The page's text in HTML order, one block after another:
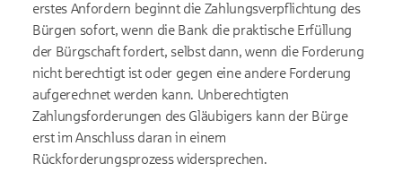
erstes Anfordern beginnt die Zahlungsverpflichtung des
Bürgen sofort, wenn die Bank die praktische Erfüllung
der Bürgschaft fordert, selbst dann, wenn die Forderung
nicht berechtigt ist oder gegen eine andere Forderung
aufgerechnet werden kann. Unberechtigten
Zahlungsforderungen des Gläubigers kann der Bürge
erst im Anschluss daran in einem
Rückforderungsprozess widersprechen.